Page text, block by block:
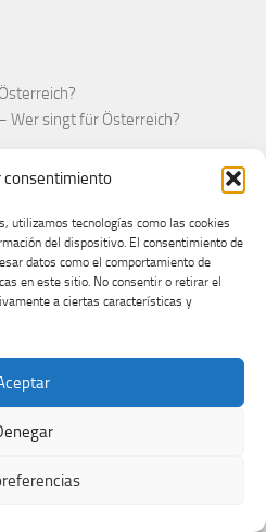
consentimiento
utilizamos tecnologías como las cookies
del dispositivo. El consentimiento de
datos como el comportamiento de
en este sitio. No consentir o retirar el
a ciertas características y
Wer singt für Österreich?